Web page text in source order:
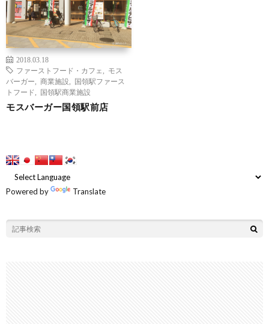
2018.03.18
ファーストフード・カフェ
モス
バーガー
商業施設
国領駅ファース
トフード
国領駅商業施設
モスバーガー国領駅前店
Powered by Translate